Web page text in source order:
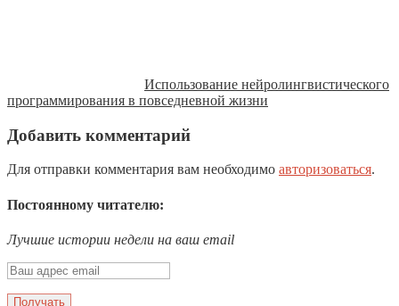
Использование нейролингвистического
программирования в повседневной жизни
Добавить комментарий
Для отправки комментария вам необходимо авторизоваться.
Постоянному читателю:
Лучшие истории недели на ваш email